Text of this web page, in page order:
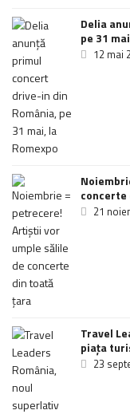
Delia
pe 31
12 mai
21
Travel
piața
23